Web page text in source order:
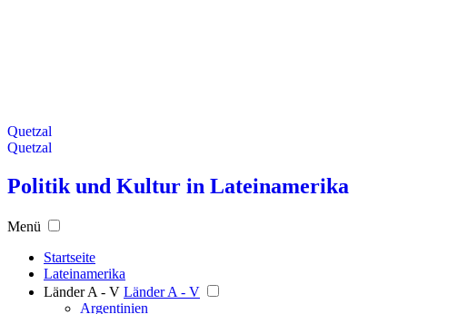
Quetzal
Quetzal
Politik und Kultur in Lateinamerika
Menü
Startseite
Lateinamerika
Länder A - V Länder A - V
Argentinien